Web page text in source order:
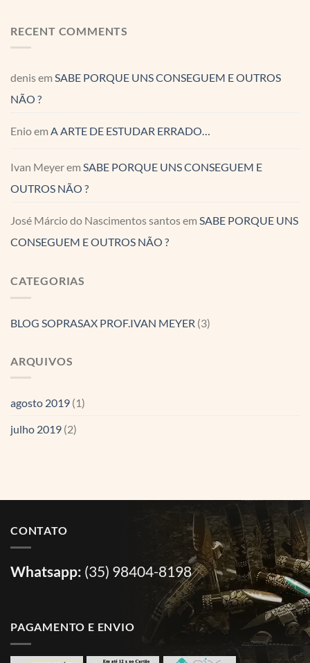
RECENT COMMENTS
denisem SABE PORQUE UNS CONSEGUEM E OUTROS
NÃO ?
Enioem A ARTE DE ESTUDAR ERRADO…
Ivan Meyerem SABE PORQUE UNS CONSEGUEM E
OUTROS NÃO ?
José Márcio do Nascimentos santosem SABE PORQUE UNS
CONSEGUEM E OUTROS NÃO ?
CATEGORIAS
BLOG SOPRASAX PROF.IVAN MEYER (3)
ARQUIVOS
agosto 2019 (1)
julho 2019 (2)
CONTATO
Whatsapp: (35) 98404-8198
PAGAMENTO E ENVIO